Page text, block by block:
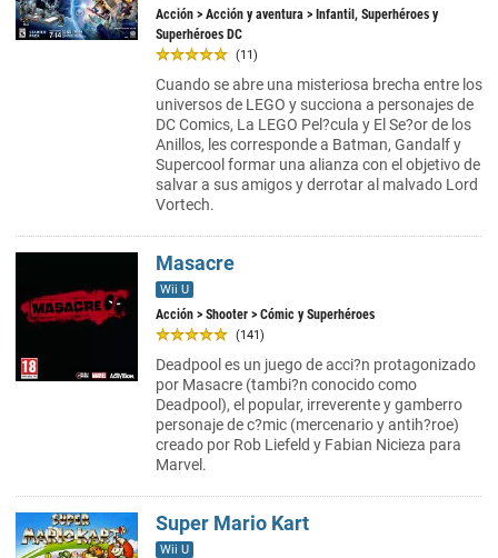
Acción > Acción y aventura > Infantil, Superhéroes y
Superhéroes DC
(11)
Cuando se abre una misteriosa brecha entre los
universos de LEGO y succiona a personajes de
DC Comics, La LEGO Pel?cula y El Se?or de los
Anillos, les corresponde a Batman, Gandalf y
Supercool formar una alianza con el objetivo de
salvar a sus amigos y derrotar al malvado Lord
Vortech.
Masacre
Wii U
Acción > Shooter > Cómic y Superhéroes
(141)
Deadpool es un juego de acci?n protagonizado
por Masacre (tambi?n conocido como
Deadpool), el popular, irreverente y gamberro
personaje de c?mic (mercenario y antih?roe)
creado por Rob Liefeld y Fabian Nicieza para
Marvel.
Super Mario Kart
Wii U